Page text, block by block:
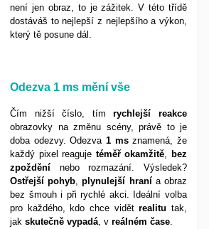
není jen obraz, to je zážitek. V této třídě
dostáváš to nejlepší z nejlepšího a výkon,
který tě posune dál.
Odezva 1 ms mění vše
Čím nižší číslo, tímrychlejší
reakce
obrazovky na změnu scény, právě to je
doba odezvy. Odezva 1 msznamená, že
každý pixel reaguje téměř okamžitě ,bez
zpoždění nebo rozmazání. Výsledek?
Ostřejší pohyb ,plynulejší hranía obraz
bez šmouh i při rychlé akci. Ideální volba
pro každého, kdo chce vidětrealitu tak,
jak skutečně vypadá , v reálném čase